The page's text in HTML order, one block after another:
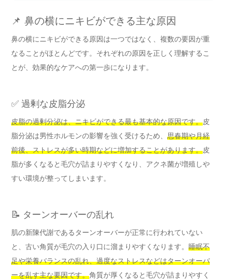
📌 鼻の横にニキビができる主な原因
鼻の横にニキビができる原因は一つではなく、複数の要因が重
なることがほとんどです。それぞれの原因を正しく理解するこ
とが、効果的なケアへの第一歩になります。
✅ 過剰な皮脂分泌
皮脂の過剰分泌は、ニキビができる最も基本的な原因です。皮
脂分泌は男性ホルモンの影響を強く受けるため、 思春期や月経
前後、ストレスが多い時期などに増加することがあります。皮
脂が多くなると毛穴が詰まりやすくなり、アクネ菌が増殖しや
すい環境が整ってしまいます。
📝 ターンオーバーの乱れ
肌の新陳代謝であるターンオーバーが正常に行われていない
と、古い角質が毛穴の入り口に溜まりやすくなります。 睡眠不
足や栄養バランスの乱れ、過度なストレスなどはターンオーバ
ーを乱す主な要因です。角質が厚くなると毛穴が詰まりやすく